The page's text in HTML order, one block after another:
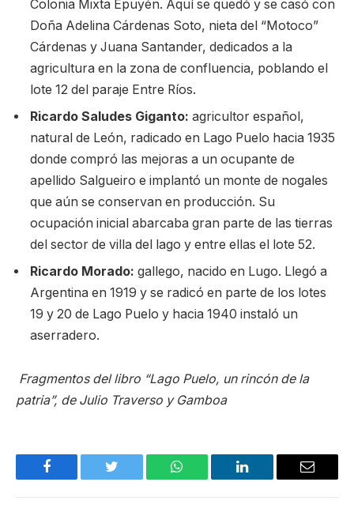
Colonia Mixta Epuyén. Aquí se quedó y se casó con
Doña Adelina Cárdenas Soto, nieta del “Motoco”
Cárdenas y Juana Santander, dedicados a la
agricultura en la zona de confluencia, poblando el
lote 12 del paraje Entre Ríos.
Ricardo Saludes Giganto: agricultor español,
natural de León, radicado en Lago Puelo hacia 1935
donde compró las mejoras a un ocupante de
apellido Salgueiro e implantó un monte de nogales
que aún se conservan en producción. Su
ocupación inicial abarcaba gran parte de las tierras
del sector de villa del lago y entre ellas el lote 52.
Ricardo Morado: gallego, nacido en Lugo. Llegó a
Argentina en 1919 y se radicó en parte de los lotes
19 y 20 de Lago Puelo y hacia 1940 instaló un
aserradero.
Fragmentos del libro “Lago Puelo, un rincón de la
patria”, de Julio Traverso y Gamboa
Facebook Twitter WhatsApp LinkedIn Email